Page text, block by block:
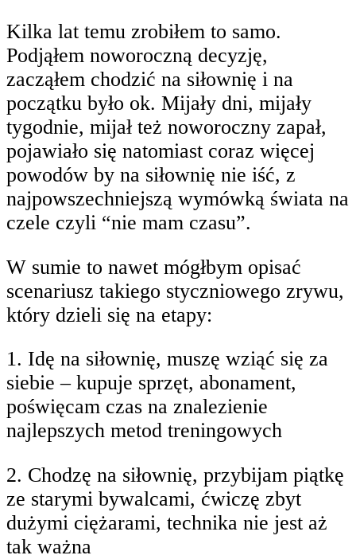
Kilka lat temu zrobiłem to samo.
Podjąłem noworoczną decyzję,
zacząłem chodzić na siłownię i na
początku było ok. Mijały dni, mijały
tygodnie, mijał też noworoczny zapał,
pojawiało się natomiast coraz więcej
powodów by na siłownię nie iść, z
najpowszechniejszą wymówką świata na
czele czyli “nie mam czasu”.
W sumie to nawet mógłbym opisać
scenariusz takiego styczniowego zrywu,
który dzieli się na etapy:
1. Idę na siłownię, muszę wziąć się za
siebie – kupuje sprzęt, abonament,
poświęcam czas na znalezienie
najlepszych metod treningowych
2. Chodzę na siłownię, przybijam piątkę
ze starymi bywalcami, ćwiczę zbyt
dużymi ciężarami, technika nie jest aż
tak ważna